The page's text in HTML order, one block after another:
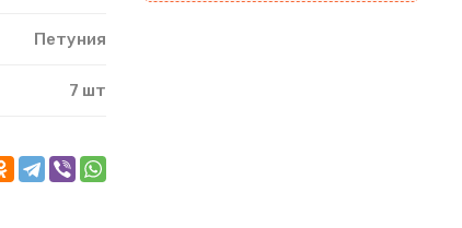
Петуния
7 шт